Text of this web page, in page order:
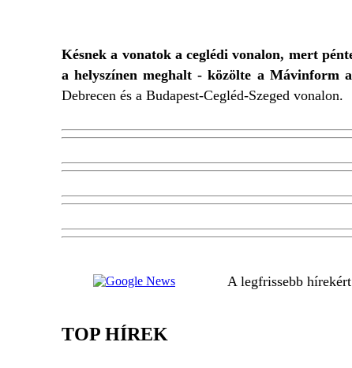
Késnek a vonatok a ceglédi vonalon, mert
a helyszínen meghalt - közölte a Mávinform
Debrecen és a Budapest-Cegléd-Szeged vonalon.
A legfrissebb
TOP HÍREK